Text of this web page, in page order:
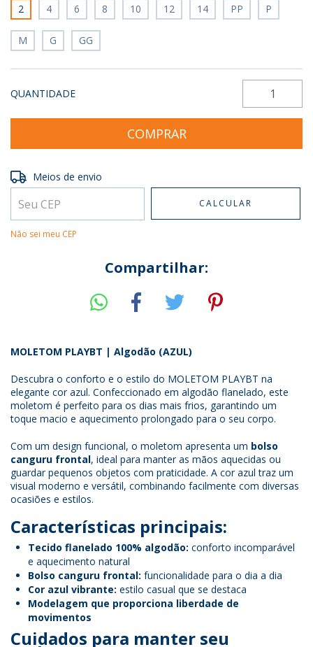
2
4 6 8 10 12 14 PP P
M G GG
QUANTIDADE
Entregas para o CEP:
Meios de envio
CALCULAR
Não sei meu CEP
Compartilhar:
MOLETOM PLAYBT | Algodão (AZUL)
Descubra o conforto e o estilo do MOLETOM PLAYBT na
elegante cor azul. Confeccionado em algodão flanelado, este
moletom é perfeito para os dias mais frios, garantindo um
toque macio e aquecimento prolongado para o seu corpo.
Com um design funcional, o moletom apresenta um bolso
canguru frontal, ideal para manter as mãos aquecidas ou
guardar pequenos objetos com praticidade. A cor azul traz um
visual moderno e versátil, combinando facilmente com diversas
ocasiões e estilos.
Características principais:
Tecido flanelado 100% algodão: conforto incomparável
e aquecimento natural
Bolso canguru frontal: funcionalidade para o dia a dia
Cor azul vibrante: estilo casual que se destaca
Modelagem que proporciona liberdade de
movimentos
Cuidados para manter seu